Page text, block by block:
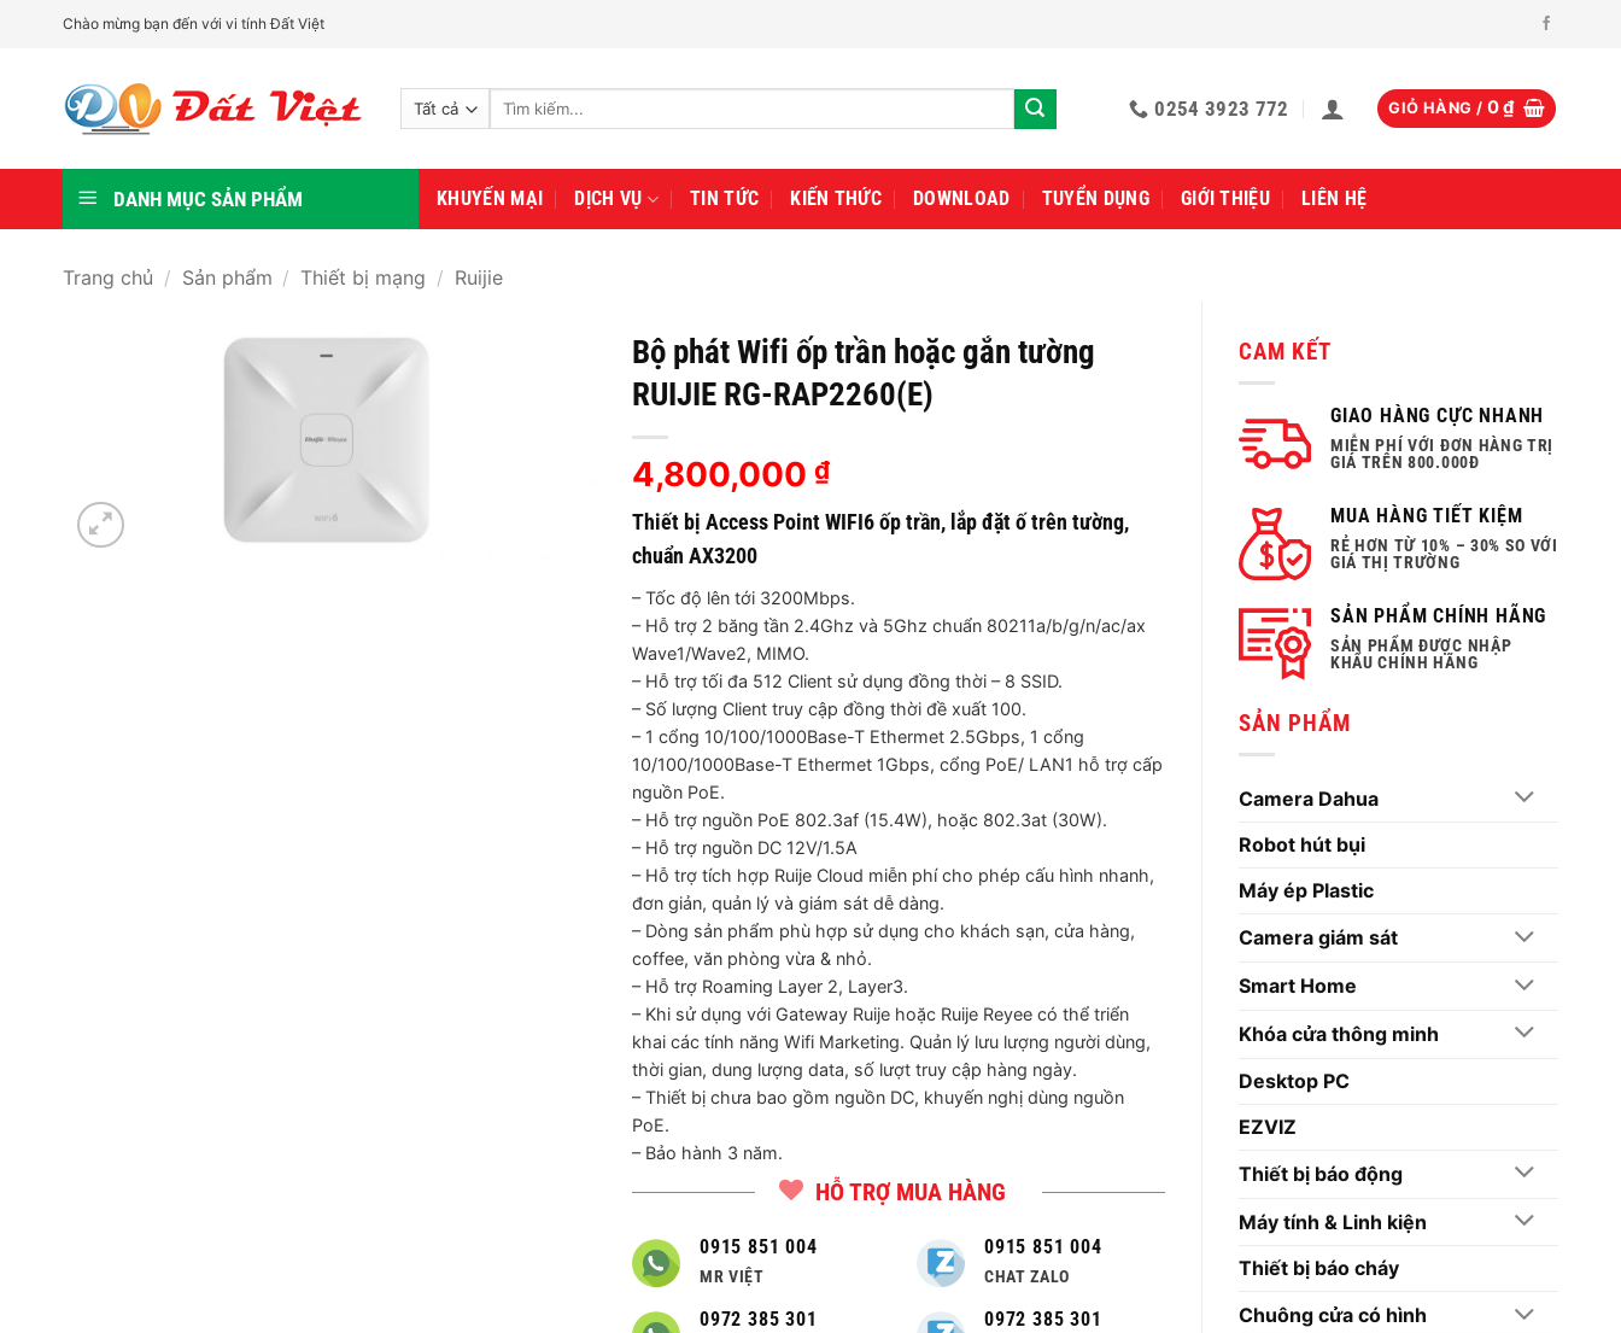
Chào mừng bạn đến với vi tính Đất Việt
Tìm
0254 3923 772 GIỎ HÀNG / 0₫
DANH MỤC SẢN PHẨM KHUYẾN MẠI DỊCH VỤ TIN TỨC KIẾN THỨC DOWNLOAD TUYỂN DỤNG GIỚI THIỆU LIÊN HỆ
Trang chủ / Sản phẩm / Thiết bị mạng / Ruijie
CAM KẾT
GIAO HÀNG CỰC NHANH
MIỄN PHÍ VỚI ĐƠN HÀNG TRỊ
GIÁ TRÊN 800.000Đ
MUA HÀNG TIẾT KIỆM
RẺ HƠN TỪ 10% – 30% SO VỚI
GIÁ THỊ TRƯỜNG
SẢN PHẨM CHÍNH HÃNG
SẢN PHẨM ĐƯỢC NHẬP
KHẨU CHÍNH HÃNG
SẢN PHẨM
Camera Dahua
Robot hút bụi
Máy ép Plastic
Camera giám sát
Smart Home
Khóa cửa thông minh
Desktop PC
EZVIZ
Thiết bị báo động
Máy tính & Linh kiện
Thiết bị báo cháy
Chuông cửa có hình
Bộ phát Wifi ốp trần hoặc gắn tường
RUIJIE RG-RAP2260(E)
4,800,000 ₫
Thiết bị Access Point WIFI6 ốp trần, lắp đặt ố trên tường,
chuẩn AX3200
– Tốc độ lên tới 3200Mbps.
– Hỗ trợ 2 băng tần 2.4Ghz và 5Ghz chuẩn 80211a/b/g/n/ac/ax
Wave1/Wave2, MIMO.
– Hỗ trợ tối đa 512 Client sử dụng đồng thời – 8 SSID.
– Số lượng Client truy cập đồng thời đề xuất 100.
– 1 cổng 10/100/1000Base-T Ethermet 2.5Gbps, 1 cổng
10/100/1000Base-T Ethermet 1Gbps, cổng PoE/ LAN1 hỗ trợ cấp
nguồn PoE.
– Hỗ trợ nguồn PoE 802.3af (15.4W), hoặc 802.3at (30W).
– Hỗ trợ nguồn DC 12V/1.5A
– Hỗ trợ tích hợp Ruije Cloud miễn phí cho phép cấu hình nhanh,
đơn giản, quản lý và giám sát dễ dàng.
– Dòng sản phẩm phù hợp sử dụng cho khách sạn, cửa hàng,
coffee, văn phòng vừa & nhỏ.
– Hỗ trợ Roaming Layer 2, Layer3.
– Khi sử dụng với Gateway Ruije hoặc Ruije Reyee có thể triển
khai các tính năng Wifi Marketing. Quản lý lưu lượng người dùng,
thời gian, dung lượng data, số lượt truy cập hàng ngày.
– Thiết bị chưa bao gồm nguồn DC, khuyến nghị dùng nguồn
PoE.
– Bảo hành 3 năm.
HỖ TRỢ MUA HÀNG
0915 851 004
MR VIỆT
0972 385 301
0915 851 004
CHAT ZALO
0972 385 301